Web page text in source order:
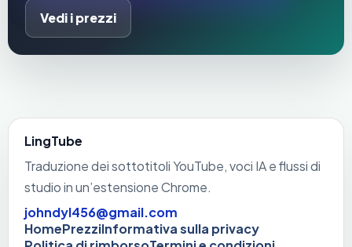
Vedi i prezzi
LingTube
Traduzione dei sottotitoli YouTube, voci IA e flussi di
studio in un’estensione Chrome.
johndyl456@gmail.com
HomePrezziInformativa sulla privacy